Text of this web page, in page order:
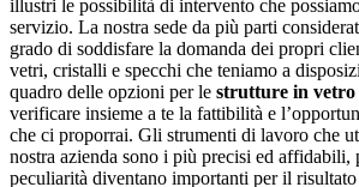
illustri le possibilità di intervento che
servizio. La nostra sede da più parti
grado di soddisfare la domanda dei propri
vetri, cristalli e specchi che teniamo a
quadro delle opzioni per le strutture in vetro
verificare insieme a te la fattibilità e
che ci proporrai. Gli strumenti di lavoro che
nostra azienda sono i più precisi ed affidabili,
peculiarità diventano importanti per il